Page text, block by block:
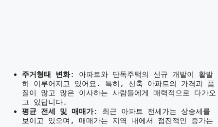
주거형태 변화: 아파트와 단독주택의 신규 개발이 활발
히 이루어지고 있어요. 특히, 신축 아파트의 가격과 품
질이 많고 많은 이사하는 사람들에게 매력적으로 다가오
고 있답니다.
평균 전세 및 매매가: 최근 아파트 전세가는 상승세를
보이고 있으며, 매매가는 지역 내에서 점진적인 증가는